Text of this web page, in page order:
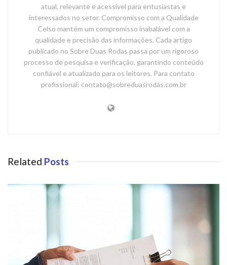
atual, relevante e acessível para entusiastas e
interessados no setor. Compromisso com a Qualidade
Celso mantém um compromisso inabalável com a
qualidade e precisão das informações. Cada artigo
publicado no Sobre Duas Rodas passa por um rigoroso
processo de pesquisa e verificação, garantindo conteúdo
confiável e atualizado para os leitores. Para contato
profissional: contato@sobreduasrodas.com.br
Related Posts